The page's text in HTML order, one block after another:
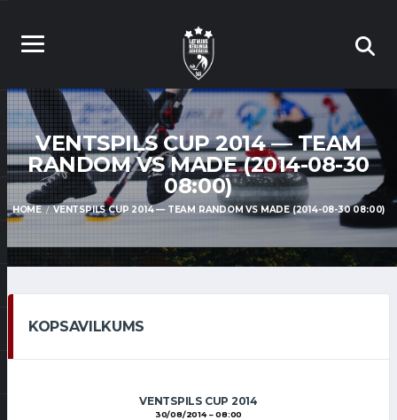
VENTSPILS CUP 2014 — TEAM
RANDOM VS MADE (2014-08-30
08:00)
HOME VENTSPILS CUP 2014 — TEAM RANDOM VS MADE (2014-08-30 08:00)
KOPSAVILKUMS
VENTSPILS CUP 2014
30/08/2014 08:00